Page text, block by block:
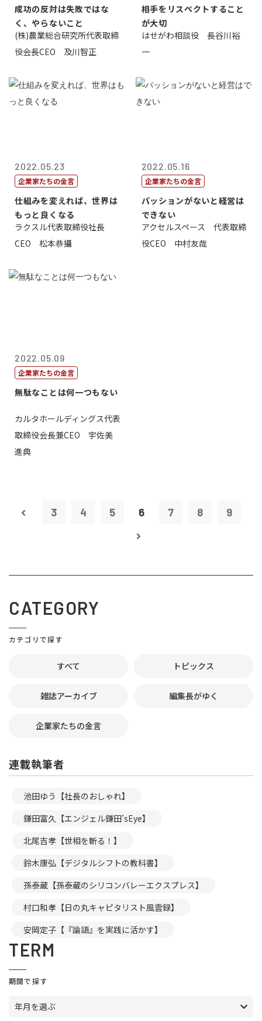
成功の反対は失敗ではな
く、やらないこと
(株)農業総合研究所代表取締
役会長CEO 及川智正
相手をリスペクトすること
が大切
はせがわ相談役 長谷川裕
一
2022.05.23
企業家たちの金言
仕組みを変えれば、世界は
もっと良くなる
ラクスル代表取締役社長
CEO 松本恭攝
2022.05.16
企業家たちの金言
パッションがないと経営は
できない
アクセルスペース 代表取締
役CEO 中村友哉
2022.05.09
企業家たちの金言
無駄なことは何一つもない
カルタホールディングス代表
取締役会長兼CEO 宇佐美
進典
3 4 5 6 7 8 9
CATEGORY
カテゴリで探す
すべて トピックス
雑誌アーカイブ 編集長がゆく
企業家たちの金言
連載執筆者
池田ゆう【社長のおしゃれ】
鎌田富久【エンジェル鎌田’sEye】
北尾吉孝【世相を斬る！】
鈴木康弘【デジタルシフトの教科書】
孫泰蔵【孫泰蔵のシリコンバレーエクスプレス】
村口和孝【日の丸キャピタリスト風雲録】
安岡定子【『論語』を実践に活かす】
TERM
期間で探す
年月を選ぶ